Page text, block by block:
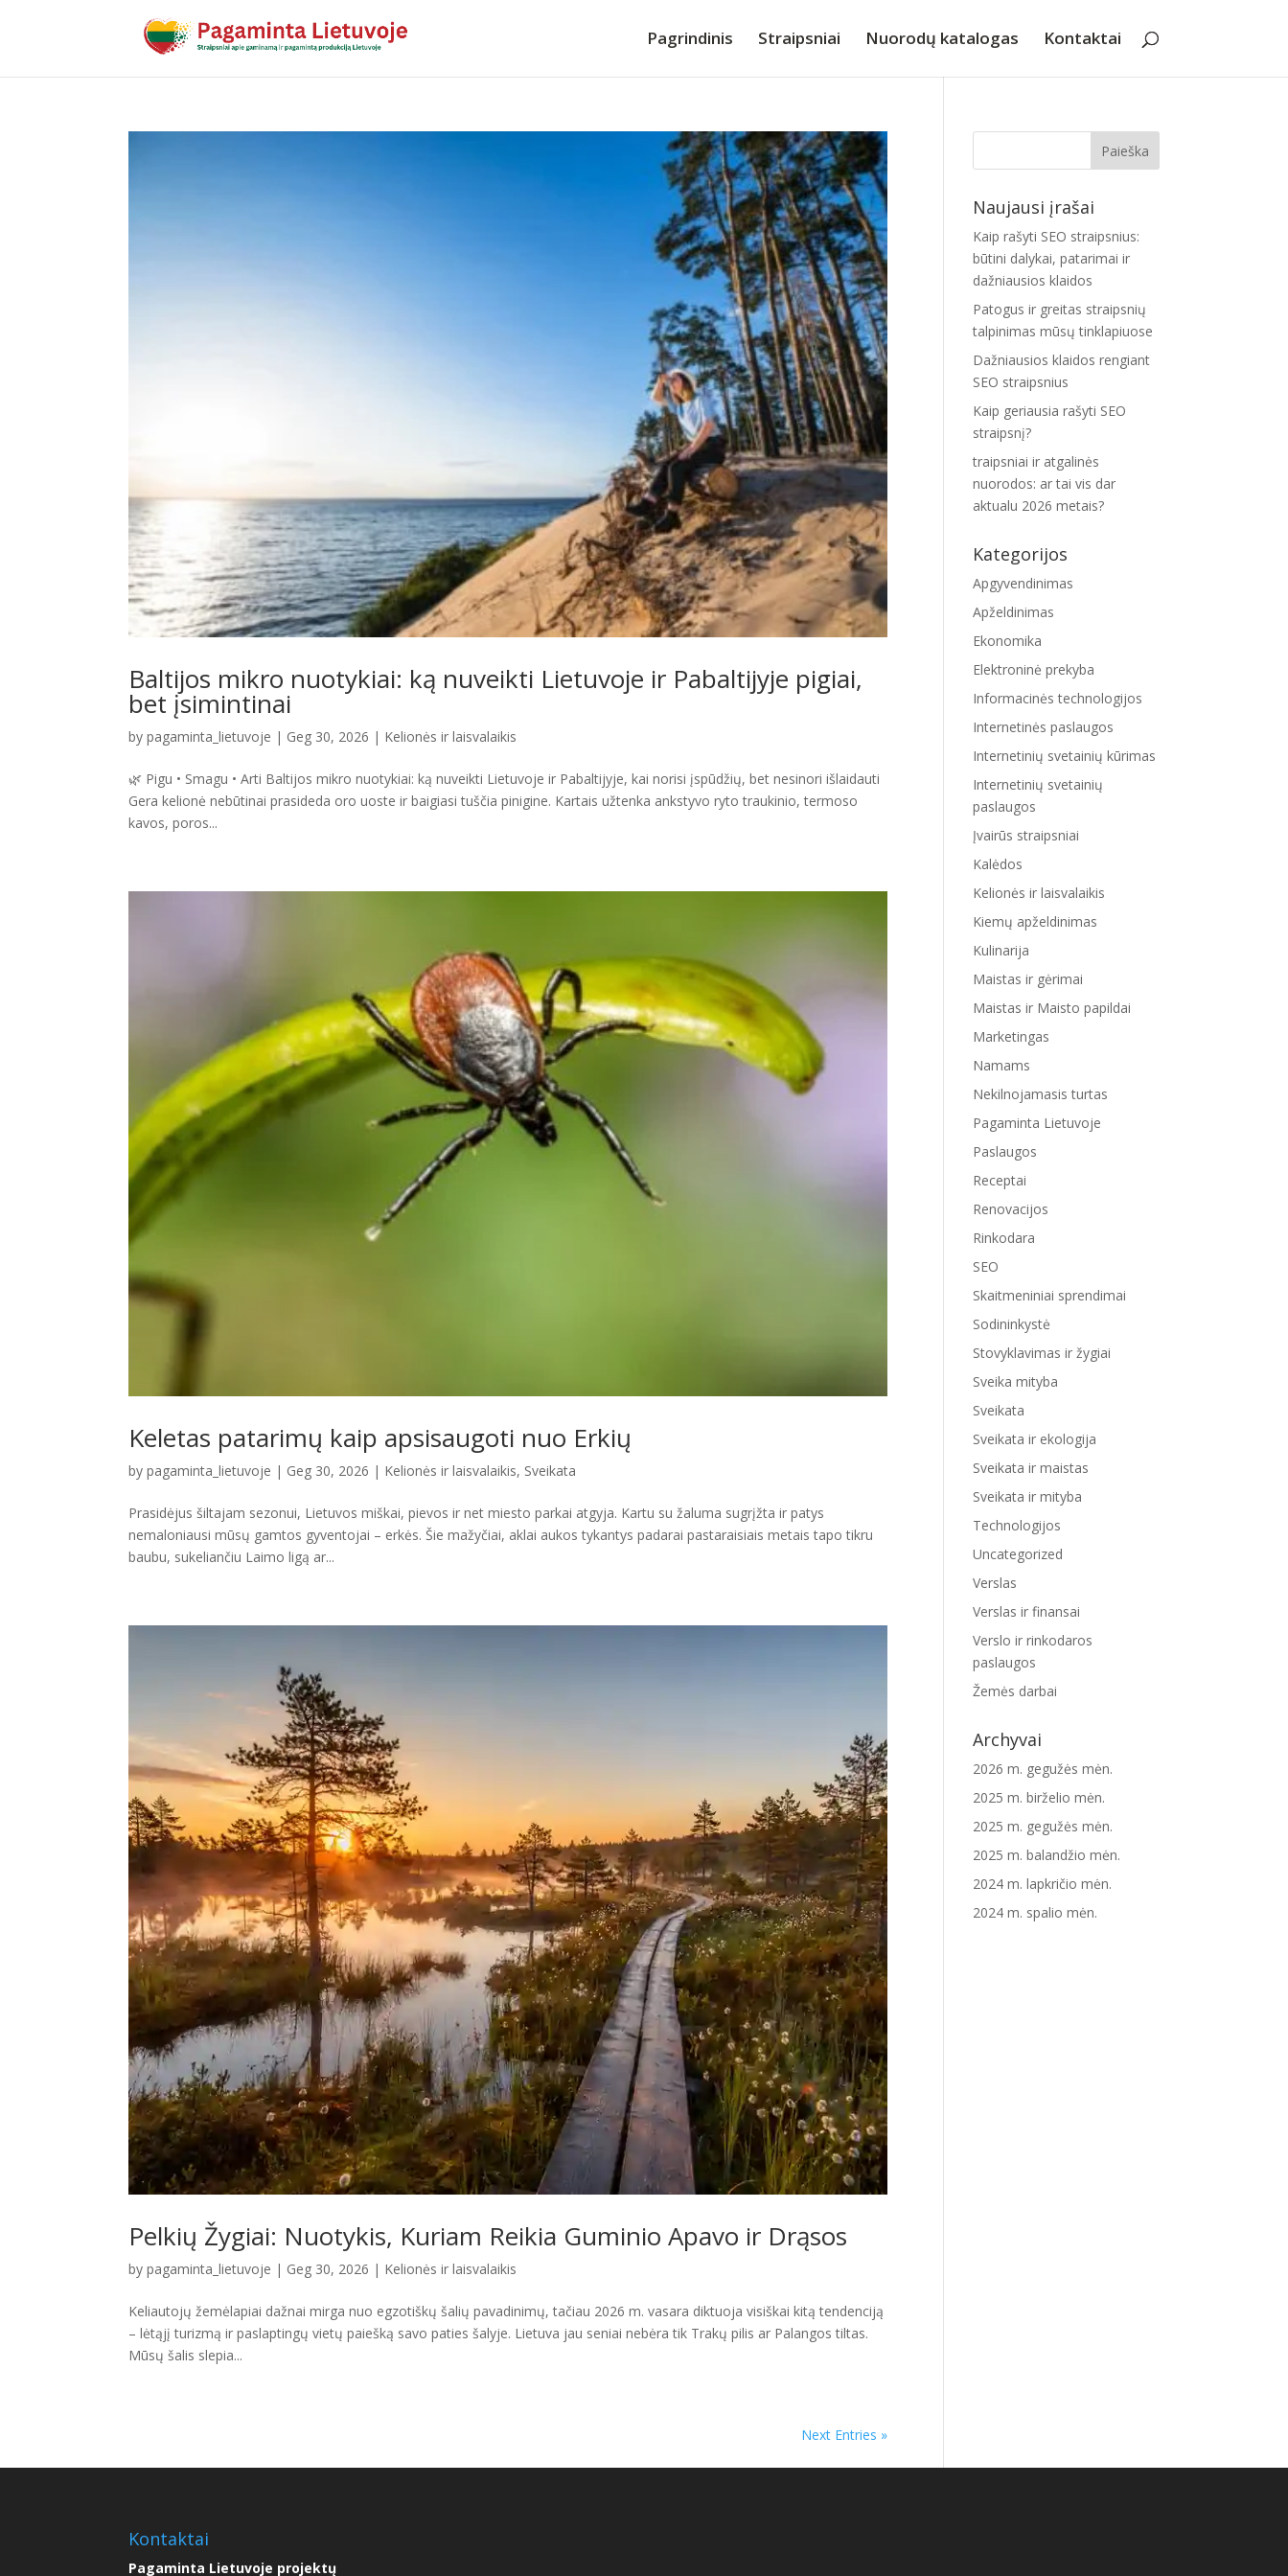
Pagrindinis Straipsniai Nuorodų katalogas Kontaktai
Baltijos mikro nuotykiai: ką nuveikti Lietuvoje ir Pabaltijyje pigiai,
bet įsimintinai
bypagaminta_lietuvoje | Geg 30, 2026 | Kelionės ir laisvalaikis
🌿 Pigu • Smagu • Arti Baltijos mikro nuotykiai: ką nuveikti Lietuvoje ir Pabaltijyje, kai norisi įspūdžių, bet nesinori išlaidauti
Gera kelionė nebūtinai prasideda oro uoste ir baigiasi tuščia pinigine. Kartais užtenka ankstyvo ryto traukinio, termoso
kavos, poros...
Keletas patarimų kaip apsisaugoti nuo Erkių
bypagaminta_lietuvoje | Geg 30, 2026 | Kelionės ir laisvalaikis, Sveikata
Prasidėjus šiltajam sezonui, Lietuvos miškai, pievos ir net miesto parkai atgyja. Kartu su žaluma sugrįžta ir patys
nemaloniausi mūsų gamtos gyventojai – erkės. Šie mažyčiai, aklai aukos tykantys padarai pastaraisiais metais tapo tikru
baubu, sukeliančiu Laimo ligą ar...
Pelkių Žygiai: Nuotykis, Kuriam Reikia Guminio Apavo ir Drąsos
bypagaminta_lietuvoje | Geg 30, 2026 | Kelionės ir laisvalaikis
Keliautojų žemėlapiai dažnai mirga nuo egzotiškų šalių pavadinimų, tačiau 2026 m. vasara diktuoja visiškai kitą tendenciją
– lėtąjį turizmą ir paslaptingų vietų paiešką savo paties šalyje. Lietuva jau seniai nebėra tik Trakų pilis ar Palangos tiltas.
Mūsų šalis slepia...
Next Entries »
Naujausi įrašai
Kaip rašyti SEO straipsnius:
būtini dalykai, patarimai ir
dažniausios klaidos
Patogus ir greitas straipsnių
talpinimas mūsų tinklapiuose
Dažniausios klaidos rengiant
SEO straipsnius
Kaip geriausia rašyti SEO
straipsnį?
traipsniai ir atgalinės
nuorodos: ar tai vis dar
aktualu 2026 metais?
Kategorijos
Apgyvendinimas
Apželdinimas
Ekonomika
Elektroninė prekyba
Informacinės technologijos
Internetinės paslaugos
Internetinių svetainių kūrimas
Internetinių svetainių
paslaugos
Įvairūs straipsniai
Kalėdos
Kelionės ir laisvalaikis
Kiemų apželdinimas
Kulinarija
Maistas ir gėrimai
Maistas ir Maisto papildai
Marketingas
Namams
Nekilnojamasis turtas
Pagaminta Lietuvoje
Paslaugos
Receptai
Renovacijos
Rinkodara
SEO
Skaitmeniniai sprendimai
Sodininkystė
Stovyklavimas ir žygiai
Sveika mityba
Sveikata
Sveikata ir ekologija
Sveikata ir maistas
Sveikata ir mityba
Technologijos
Uncategorized
Verslas
Verslas ir finansai
Verslo ir rinkodaros
paslaugos
Žemės darbai
Archyvai
2026 m. gegužės mėn.
2025 m. birželio mėn.
2025 m. gegužės mėn.
2025 m. balandžio mėn.
2024 m. lapkričio mėn.
2024 m. spalio mėn.
Kontaktai
Pagaminta Lietuvoje projektų